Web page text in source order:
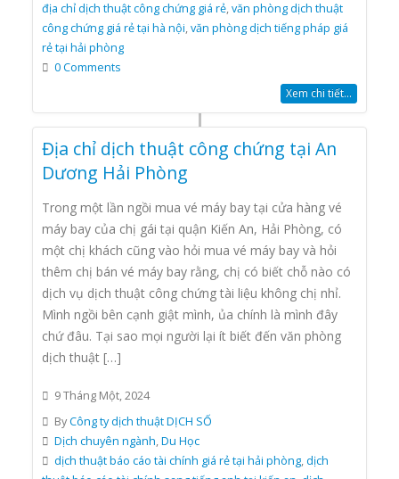
địa chỉ dịch thuật công chứng giá rẻ,văn phòng dịch thuật
công chứng giá rẻ tại hà nội,văn phòng dịch tiếng pháp giá
rẻ tại hải phòng
0 Comments
Xem chi tiết...
Địa chỉ dịch thuật công chứng tại An
Dương Hải Phòng
Trong một lần ngồi mua vé máy bay tại cửa hàng vé
máy bay của chị gái tại quận Kiến An, Hải Phòng, có
một chị khách cũng vào hỏi mua vé máy bay và hỏi
thêm chị bán vé máy bay rằng, chị có biết chỗ nào có
dịch vụ dịch thuật công chứng tài liệu không chị nhỉ.
Mình ngồi bên cạnh giật mình, ủa chính là mình đây
chứ đâu. Tại sao mọi người lại ít biết đến văn phòng
dịch thuật […]
9 Tháng Một, 2024
ByCông ty dịch thuật DỊCH SỐ
Dịch chuyên ngành,Du Học
dịch thuật báo cáo tài chính giá rẻ tại hải phòng,dịch